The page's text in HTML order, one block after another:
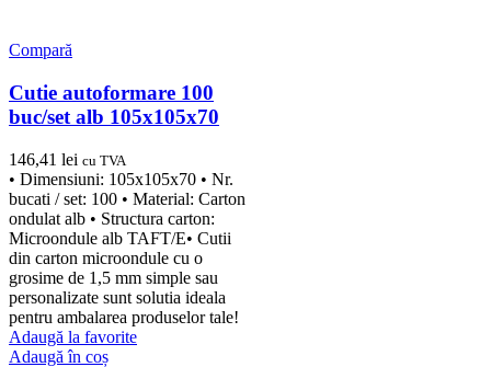
Compară
Cutie autoformare 100
buc/set alb 105x105x70
146,41 lei cu TVA
• Dimensiuni: 105x105x70 • Nr.
bucati / set: 100 • Material: Carton
ondulat alb • Structura carton:
Microondule alb TAFT/E• Cutii
din carton microondule cu o
grosime de 1,5 mm simple sau
personalizate sunt solutia ideala
pentru ambalarea produselor tale!
Adaugă la favorite
Adaugă în coș